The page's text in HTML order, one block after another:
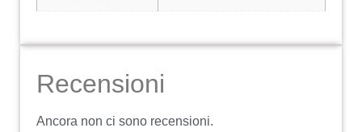
Recensioni
Ancora non ci sono recensioni.